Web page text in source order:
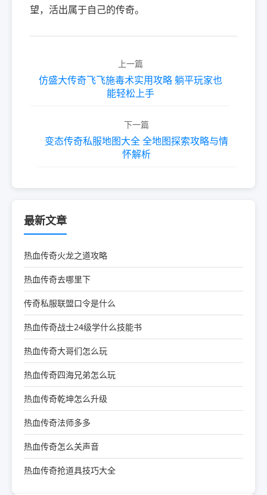
望，活出属于自己的传奇。
上一篇
仿盛大传奇飞飞施毒术实用攻略 躺平玩家也
能轻松上手
下一篇
变态传奇私服地图大全 全地图探索攻略与情
怀解析
最新文章
热血传奇火龙之道攻略
热血传奇去哪里下
传奇私服联盟口令是什么
热血传奇战士24级学什么技能书
热血传奇大哥们怎么玩
热血传奇四海兄弟怎么玩
热血传奇乾坤怎么升级
热血传奇法师多多
热血传奇怎么关声音
热血传奇抢道具技巧大全